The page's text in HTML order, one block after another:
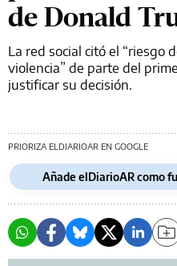
de Donald
La red social citó el “riesgo
violencia” de parte del
justificar su decisión.
PRIORIZA ELDIARIOAR EN GOOGLE
Añade elDiarioAR como